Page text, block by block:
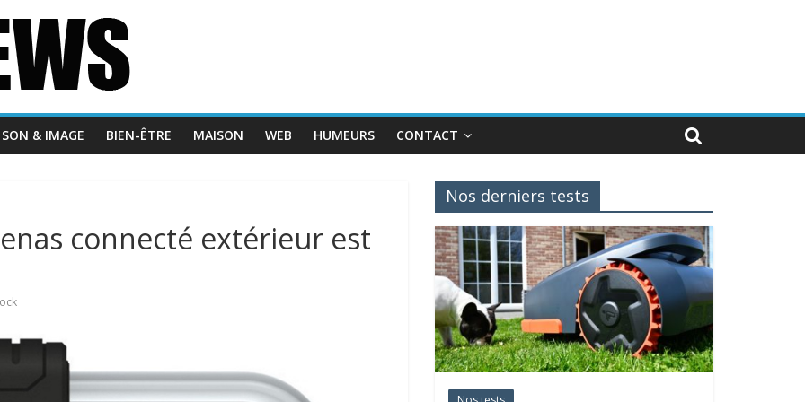
SON & IMAGE BIEN-ÊTRE MAISON WEB HUMEURS CONTACT
connecté extérieur est
Nos derniers tests